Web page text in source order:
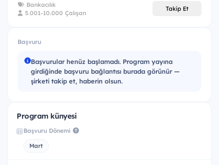
Bankacılık
5.001-10.000 Çalışan
Takip Et
Başvuru
Başvurular henüz başlamadı. Program yayına
girdiğinde başvuru bağlantısı burada görünür —
şirketi takip et, haberin olsun.
Program künyesi
Başvuru Dönemi
Mart